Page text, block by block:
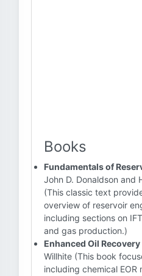
Books
Fundamentals of
John D. Donaldson and
(This classic text
overview of reservoir
including sections on
and gas production.)
Enhanced Oil Recovery
Willhite (This book
including chemical EOR